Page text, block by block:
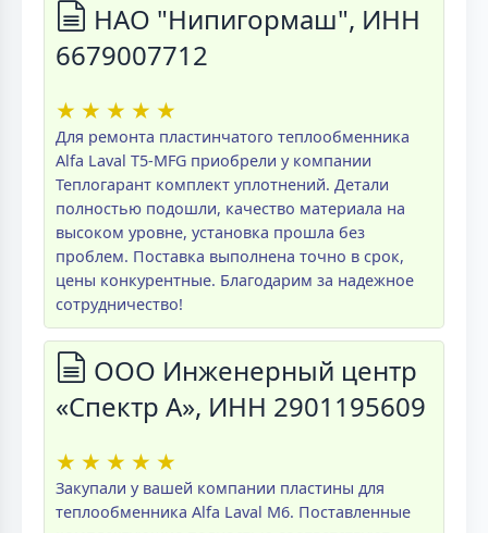
НАО "Нипигормаш", ИНН
6679007712
★ ★ ★ ★ ★
Для ремонта пластинчатого теплообменника
Alfa Laval T5-MFG приобрели у компании
Теплогарант комплект уплотнений. Детали
полностью подошли, качество материала на
высоком уровне, установка прошла без
проблем. Поставка выполнена точно в срок,
цены конкурентные. Благодарим за надежное
сотрудничество!
ООО Инженерный центр
«Спектр А», ИНН 2901195609
★ ★ ★ ★ ★
Закупали у вашей компании пластины для
теплообменника Alfa Laval M6. Поставленные